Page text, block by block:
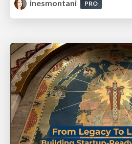
inesmontani
PRO